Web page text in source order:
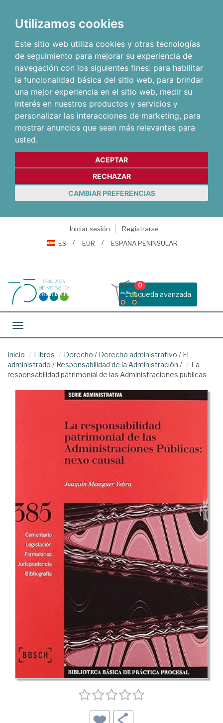
Utilizamos cookies
Este sitio web utiliza cookies y otras tecnologías
de seguimiento para mejorar su experiencia de
navegación con los siguientes fines: para habilitar
la funcionalidad básica del sitio web, para brindar
una mejor experiencia en el sitio web, medir su
interés en nuestros productos y servicios y
personalizar las interacciones de marketing, para
mostrar anuncios que sean más relevantes para
usted.
ACEPTAR
RECHAZAR
CAMBIAR PREFERENCIAS
Iniciar sesión
Registrarse
ES
EUR ESPAÑA PENINSULAR
Busqueda avanzada
0
Toggle navigation
Inicio Libros Derecho / Derecho administrativo / El
administrado / Responsabilidad de la Administración /
La
responsabilidad patrimonial de las Administraciones publicas